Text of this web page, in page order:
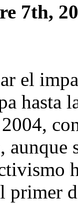
7th,
el
hasta
aunque